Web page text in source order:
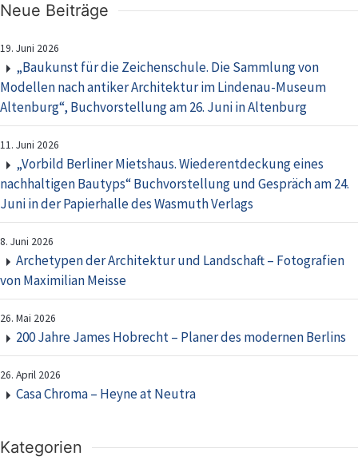
Neue Beiträge
19. Juni 2026
„Baukunst für die Zeichenschule. Die Sammlung von
Modellen nach antiker Architektur im Lindenau-Museum
Altenburg“, Buchvorstellung am 26. Juni in Altenburg
11. Juni 2026
„Vorbild Berliner Mietshaus. Wiederentdeckung eines
nachhaltigen Bautyps“ Buchvorstellung und Gespräch am 24.
Juni in der Papierhalle des Wasmuth Verlags
8. Juni 2026
Archetypen der Architektur und Landschaft – Fotografien
von Maximilian Meisse
26. Mai 2026
200 Jahre James Hobrecht – Planer des modernen Berlins
26. April 2026
Casa Chroma – Heyne at Neutra
Kategorien